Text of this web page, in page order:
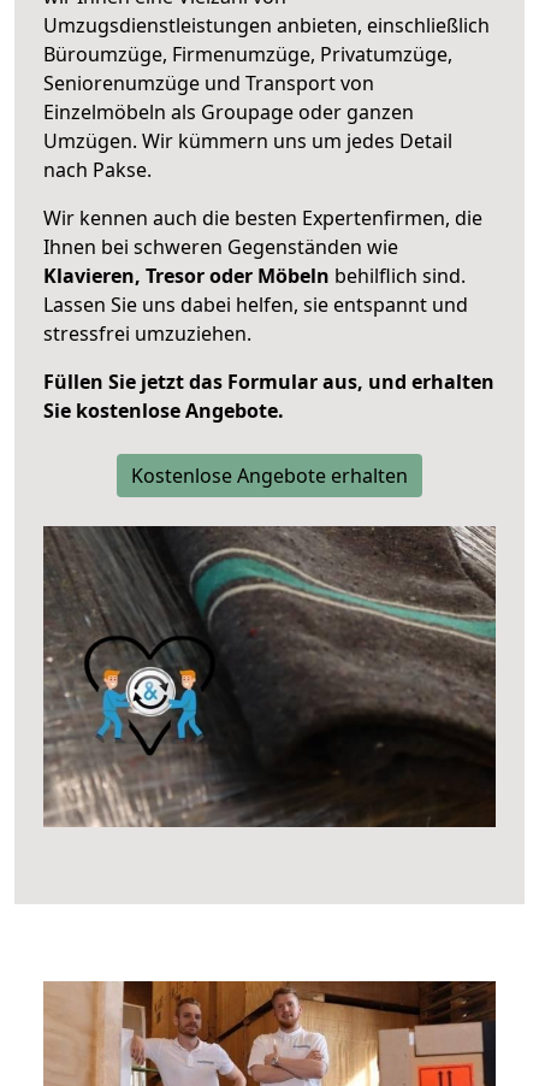
Umzugsdienstleistungen anbieten, einschließlich
Büroumzüge, Firmenumzüge, Privatumzüge,
Seniorenumzüge und Transport von
Einzelmöbeln als Groupage oder ganzen
Umzügen. Wir kümmern uns um jedes Detail
nach Pakse.
Wir kennen auch die besten Expertenfirmen, die
Ihnen bei schweren Gegenständen wie
Klavieren, Tresor oder Möbeln behilflich sind.
Lassen Sie uns dabei helfen, sie entspannt und
stressfrei umzuziehen.
Füllen Sie jetzt das Formular aus, und erhalten
Sie kostenlose Angebote.
Kostenlose Angebote erhalten